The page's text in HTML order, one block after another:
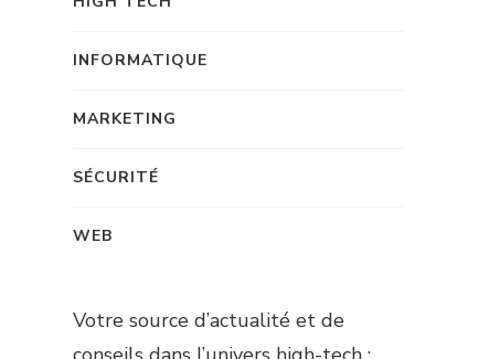
INFORMATIQUE
MARKETING
SÉCURITÉ
WEB
Votre source d’actualité et de